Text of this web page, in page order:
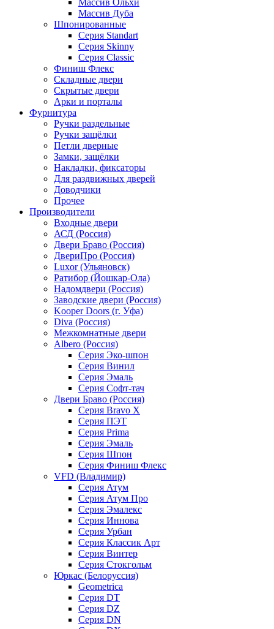
Массив Дуба
Шпонированные
Серия Standart
Серия Skinny
Серия Classic
Финиш Флекс
Складные двери
Скрытые двери
Арки и порталы
Фурнитура
Ручки раздельные
Ручки защёлки
Петли дверные
Замки, защёлки
Накладки, фиксаторы
Для раздвижных дверей
Доводчики
Прочее
Производители
Входные двери
АСД (Россия)
Двери Браво (Россия)
ДвериПро (Россия)
Luxor (Ульяновск)
Ратибор (Йошкар-Ола)
Надомдвери (Россия)
Заводские двери (Россия)
Kooper Doors (г. Уфа)
Diva (Россия)
Межкомнатные двери
Albero (Россия)
Серия Эко-шпон
Серия Винил
Серия Эмаль
Серия Софт-тач
Двери Браво (Россия)
Серия Bravo X
Серия ПЭТ
Серия Prima
Серия Эмаль
Серия Шпон
Серия Финиш Флекс
VFD (Владимир)
Серия Атум
Серия Атум Про
Серия Эмалекс
Серия Иннова
Серия Урбан
Серия Классик Арт
Серия Винтер
Серия Стокгольм
Юркас (Белоруссия)
Geometrica
Серия DT
Серия DZ
Серия DN